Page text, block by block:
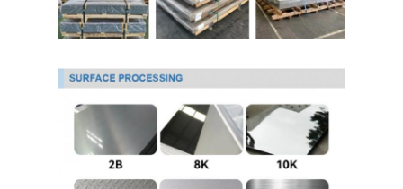
صفائح الفولاذ المقاوم للصدأ المدرفلة على البارد
لفائف الفولاذ المقاوم للصدأ المدرفلة على البارد
ورقة الفولاذ المقاوم للصدأ المدرفلة على الساخن
لفائف الفولاذ المقاوم للصدأ المدرفلة على الساخن